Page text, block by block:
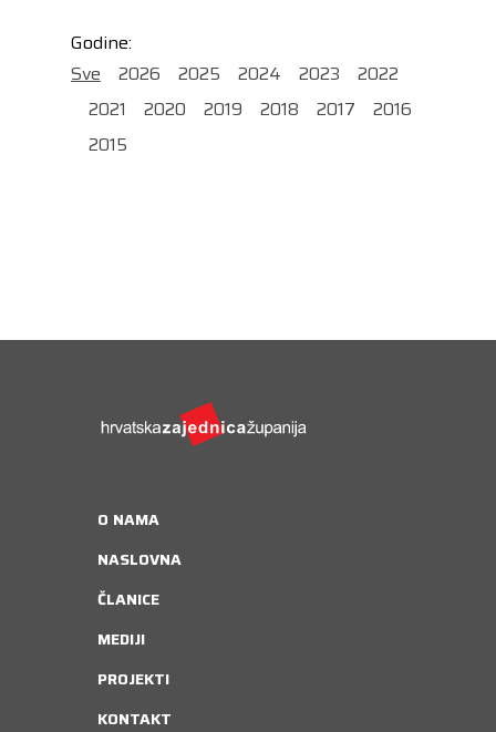
Godine:
Sve
2026 2025 2024 2023
2022
2021
2020 2019 2018 2017
2016
2015
O NAMA
NASLOVNA
ČLANICE
MEDIJI
PROJEKTI
KONTAKT